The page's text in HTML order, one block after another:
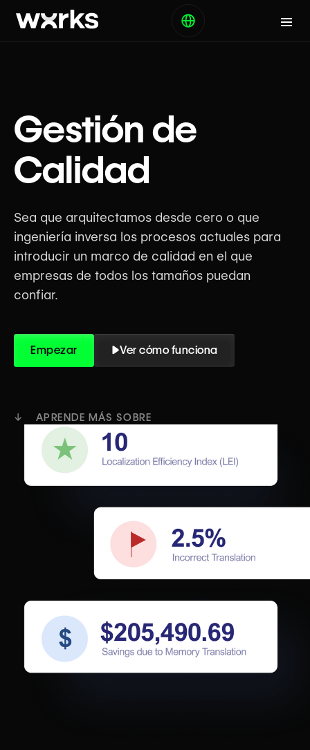
Gestión de
Calidad
Sea que arquitectamos desde cero o que
ingeniería inversa los procesos actuales para
introducir un marco de calidad en el que
empresas de todos los tamaños puedan
confiar.
Empezar Ver cómo funciona
↓ APRENDE MÁS SOBRE